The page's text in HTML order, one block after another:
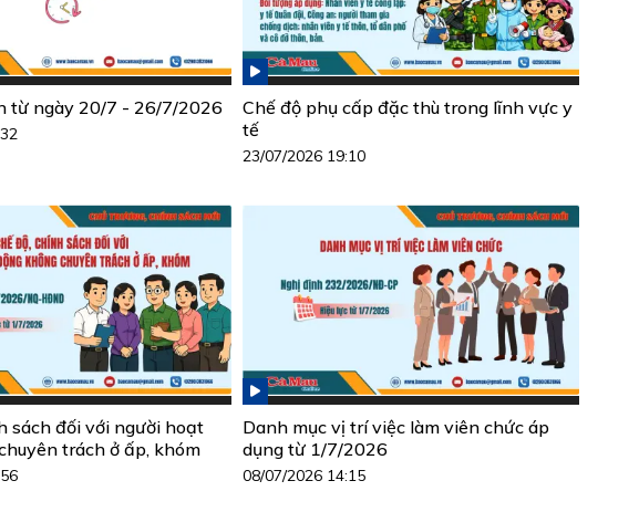
từ ngày 20/7 - 26/7/2026
Chế độ phụ cấp đặc thù trong lĩnh vực y
tế
23/07/2026 19:10
sách đối với người hoạt
trách ở ấp, khóm
Danh mục vị trí việc làm viên chức áp
dụng từ 1/7/2026
08/07/2026 14:15